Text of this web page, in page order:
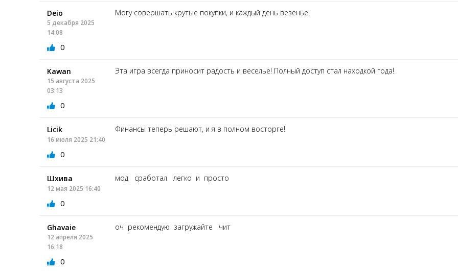
Deio
5 декабря 2025
14:08
Могу совершать крутые покупки, и каждый день везенье!
0
Kawan
15 августа 2025
03:13
Эта игра всегда приносит радость и веселье! Полный доступ стал находкой года!
0
Licik
16 июля 2025 21:40
Финансы теперь решают, и я в полном восторге!
0
Шхива
12 мая 2025 16:40
мод сработал легко и просто
0
Ghavaie
12 апреля 2025
16:18
оч рекомендую загружайте чит
0